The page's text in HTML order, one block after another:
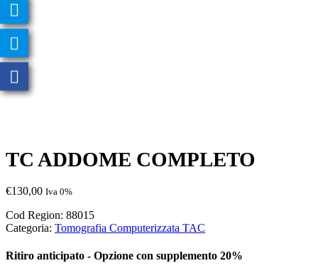
TC ADDOME COMPLETO
€130,00 Iva 0%
Cod Region: 88015
Categoria: Tomografia Computerizzata TAC
Ritiro anticipato - Opzione con supplemento 20%